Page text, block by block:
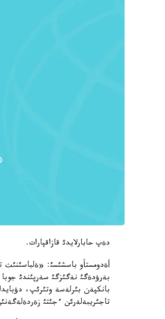
دةپ حابارلايدئ قازاقپارات.
أةدومستأو باسشئسئ: «ةلباسئنئث
بةرؤدةگئ نةگئزگئ سةرپئندئ
بانكپةن بئرلةسة وتئرئپ،
تاجئريبةلةرئن ءجئتئ